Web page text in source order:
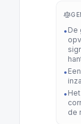
• De
•
•
de